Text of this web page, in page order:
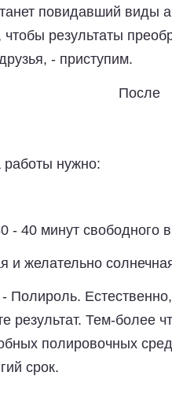
повидавший виды
чтобы результаты
- приступим.
После
работы нужно:
- 40 минут свободного
и желательно
Полироль.
результат. Тем-более
полировочных
срок.